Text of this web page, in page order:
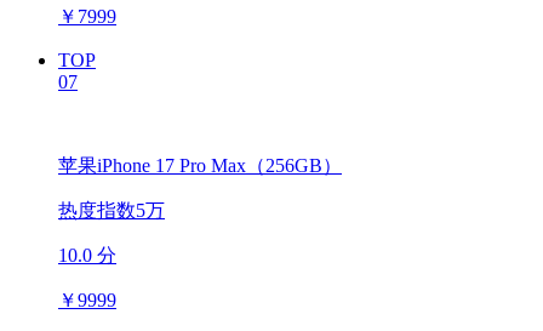
￥ 7999
TOP
07
苹果iPhone 17 Pro Max（256GB）
热度指数5万
10.0 分
￥9999